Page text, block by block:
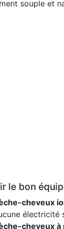
souple et
le bon
cheveux
électricité
cheveux